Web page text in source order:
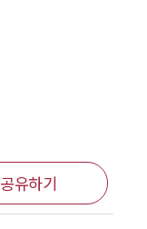
공유하기